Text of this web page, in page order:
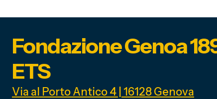
Fondazione Genoa
ETS
Via al Porto Antico 4 | 16128 Genova